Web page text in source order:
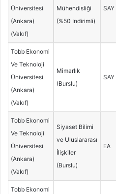
Üniversitesi
(Ankara)
(Vakıf)
Mühendisliği
(%50 İndirimli)
SAY
Tobb Ekonomi
Ve Teknoloji
Üniversitesi
(Ankara)
(Vakıf)
Mimarlık
(Burslu)
SAY
Tobb Ekonomi
Ve Teknoloji
Üniversitesi
(Ankara)
(Vakıf)
Siyaset Bilimi
ve Uluslararası
İlişkiler
(Burslu)
EA
Tobb Ekonomi